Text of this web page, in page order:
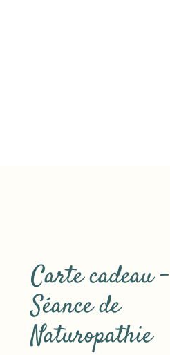
Carte cadeau -
Séance de
Naturopathie